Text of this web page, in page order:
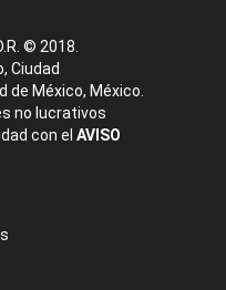
© 2018.
Ciudad
de México, México.
no lucrativos
con el AVISO